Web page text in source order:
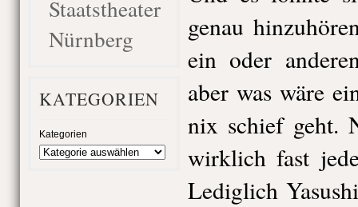
Staatstheater
Nürnberg
KATEGORIEN
Kategorien
genau
ein oder
aber was wäre
nix schief geht.
wirklich fast
Lediglich